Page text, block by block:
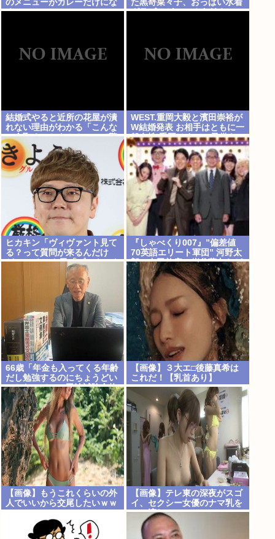
のメニューがカレーだけにな
る
た黒嵜菜々子、おっぱい水着
グラビアがエッチすぎる
結婚式やると近所の花屋が潰
れない理由がわかる「こんな
に金取るのかよ！？」って驚
くぞ
WEST.重岡大毅と濱田崇裕が
W結婚発表 お相手はともに一
般女性 重岡はすでに子供も
「尊い」
ヒカキン「ヴィヴァント見て
る？って質問が来るんだけ
ど…」 ネット民「プークスク
スw」 ヒカキン「…！？」
『しゃべくり007』”偏差値
70英語エリート軍団” 河野太
郎、中田敦彦、岸谷蘭丸らが
英語”お受験”事情・学習法を
徹底解説
66歳「年金も入ってくる年齢
だし勉強するのにちょうどい
いかなって」。司法試験合格
【画像】３大エ□後藤真希は
これだ！【乳首あり】
【画像】もうこれくらいの外
人でいいから交尾したいｗｗ
【画像】テレ東の深夜がスゴ
イ、セクシー女優のナマ乳を
モロ流し